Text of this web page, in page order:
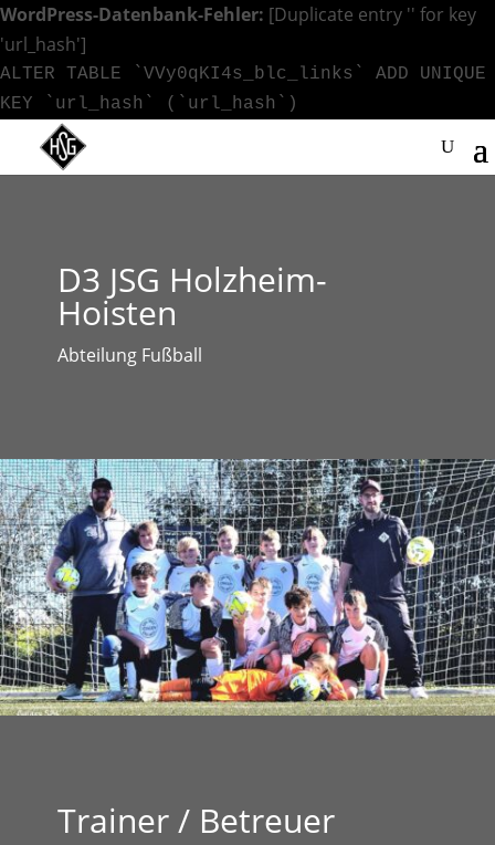
WordPress-Datenbank-Fehler: [Duplicate entry '' for key
'url_hash']
ALTER TABLE `VVy0qKI4s_blc_links` ADD UNIQUE
KEY `url_hash` (`url_hash`)
D3 JSG Holzheim-
Hoisten
Abteilung Fußball
Trainer / Betreuer